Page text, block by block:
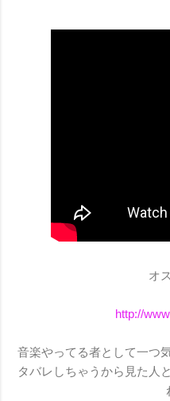
オ
http://
音楽やってる者として一つ
タバレしちゃうから見た人